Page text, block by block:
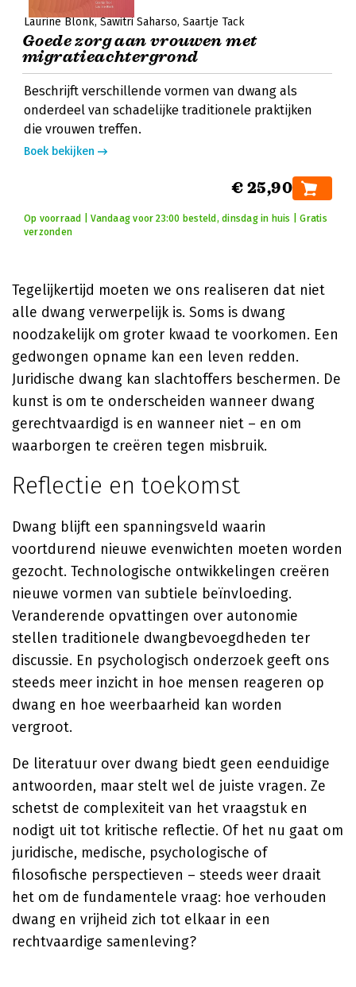
Laurine Blonk Sawitri Saharso Saartje Tack
Goede zorg aan vrouwen met
migratieachtergrond
Beschrijft verschillende vormen van dwang als
onderdeel van schadelijke traditionele praktijken
die vrouwen treffen.
Boek bekijken
€ 25,90
Op voorraad | Vandaag voor 23:00 besteld, dinsdag in huis | Gratis
verzonden
Tegelijkertijd moeten we ons realiseren dat niet
alle dwang verwerpelijk is. Soms is dwang
noodzakelijk om groter kwaad te voorkomen. Een
gedwongen opname kan een leven redden.
Juridische dwang kan slachtoffers beschermen. De
kunst is om te onderscheiden wanneer dwang
gerechtvaardigd is en wanneer niet – en om
waarborgen te creëren tegen misbruik.
Reflectie en toekomst
Dwang blijft een spanningsveld waarin
voortdurend nieuwe evenwichten moeten worden
gezocht. Technologische ontwikkelingen creëren
nieuwe vormen van subtiele beïnvloeding.
Veranderende opvattingen over autonomie
stellen traditionele dwangbevoegdheden ter
discussie. En psychologisch onderzoek geeft ons
steeds meer inzicht in hoe mensen reageren op
dwang en hoe weerbaarheid kan worden
vergroot.
De literatuur over dwang biedt geen eenduidige
antwoorden, maar stelt wel de juiste vragen. Ze
schetst de complexiteit van het vraagstuk en
nodigt uit tot kritische reflectie. Of het nu gaat om
juridische, medische, psychologische of
filosofische perspectieven – steeds weer draait
het om de fundamentele vraag: hoe verhouden
dwang en vrijheid zich tot elkaar in een
rechtvaardige samenleving?